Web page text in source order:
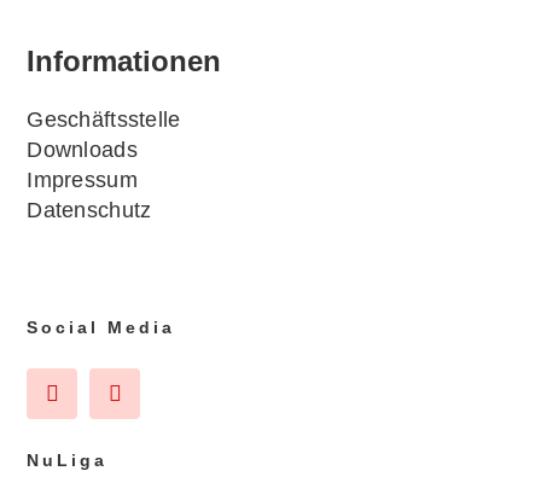
Infor­ma­tio­nen
Geschäfts­stel­le
Down­loads
Impres­sum
Daten­schutz
Social Media
NuLi­ga